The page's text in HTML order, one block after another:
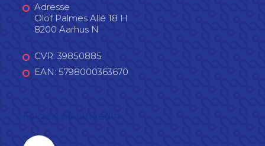
Adresse
Olof Palmes Allé 18 H
8200 Aarhus N
CVR: 39850885
EAN: 5798000363670
Linkedin profil